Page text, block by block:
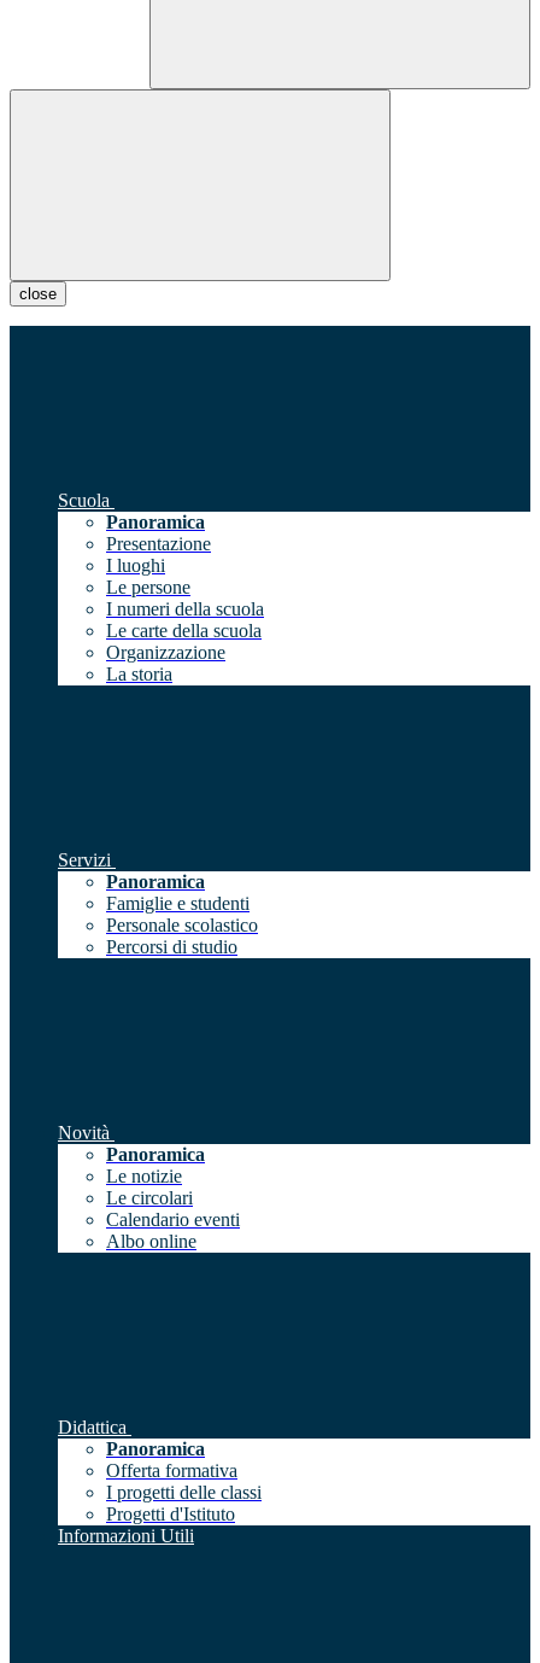
close
Scuola
Panoramica
Presentazione
I luoghi
Le persone
I numeri della scuola
Le carte della scuola
Organizzazione
La storia
Servizi
Panoramica
Famiglie e studenti
Personale scolastico
Percorsi di studio
Novità
Panoramica
Le notizie
Le circolari
Calendario eventi
Albo online
Didattica
Panoramica
Offerta formativa
I progetti delle classi
Progetti d'Istituto
Informazioni Utili